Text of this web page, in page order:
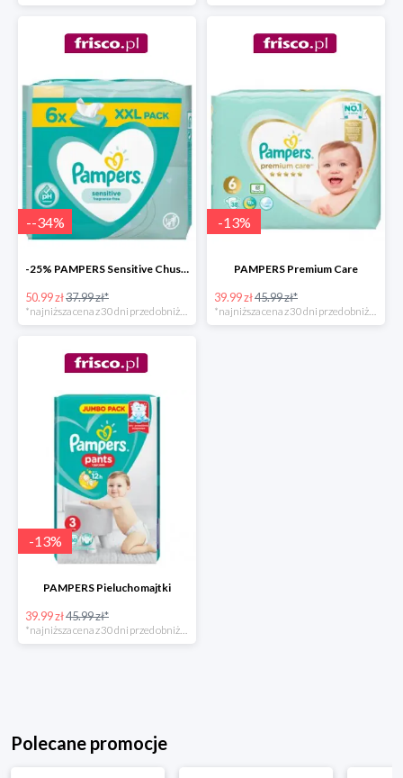
--34%
-25% PAMPERS Sensitive Chusteczki nawilżające dla niemowląt
50.99 zł37.99 zł*
-13%
PAMPERS Premium Care
39.99 zł45.99 zł*
-13%
PAMPERS Pieluchomajtki
39.99 zł45.99 zł*
Polecane promocje